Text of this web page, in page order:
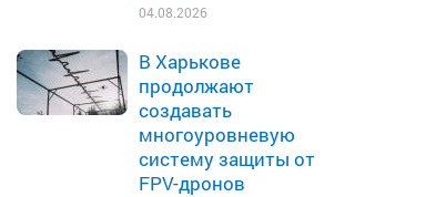
04.08.2026
В Харькове
продолжают
создавать
многоуровневую
систему защиты от
FPV-дронов